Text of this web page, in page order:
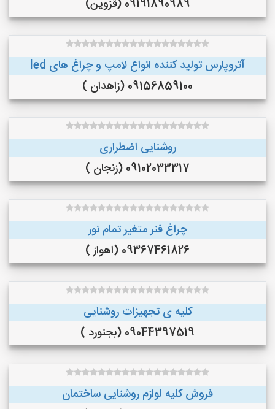
09191890989 (قزوین)
آتروپارس تولید کننده انواع لامپ و چراغ های led
09156859100 (زاهدان )
روشنایی اضطراری
09102033317 (زنجان )
چراغ فنر متغیر تمام نور
09367461826 (اهواز )
کلیه ی تجهیزات روشنایی
09044397519 (بجنورد )
فروش کلیه لوازم روشنایی ساختمان